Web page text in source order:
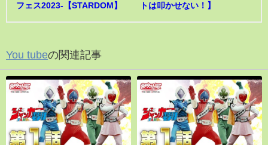
フェス2023-【STARDOM】 トは叩かせない！】
You tubeの関連記事